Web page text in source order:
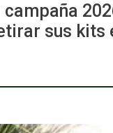
sus kits